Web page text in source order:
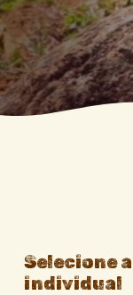
Selecione
individual